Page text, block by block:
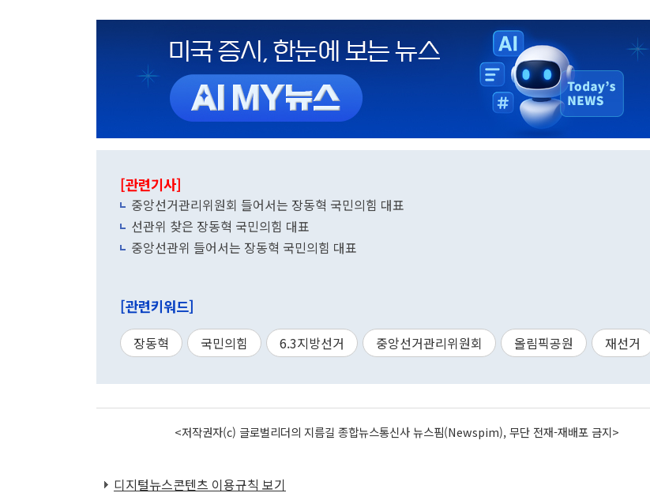
[관련기사]
중앙선거관리위원회 들어서는 장동혁 국민의힘 대표
선관위 찾은 장동혁 국민의힘 대표
중앙선관위 들어서는 장동혁 국민의힘 대표
[관련키워드]
장동혁 국민의힘 6.3지방선거 중앙선거관리위원회 올림픽공원 재선거
<저작권자(c) 글로벌리더의 지름길 종합뉴스통신사 뉴스핌(Newspim), 무단 전재-재배포 금지>
디지털뉴스콘텐츠 이용규칙 보기